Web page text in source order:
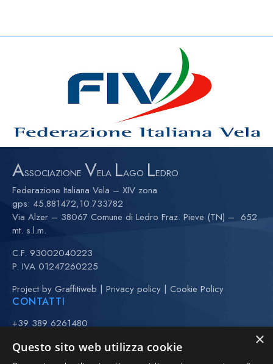
ASSOCIAZIONE VELA LAGO LEDRO
Federazione Italiana Vela – XIV zona
gps: 45.881472,10.733782
Via Alzer – 38067 Comune di Ledro Fraz. Pieve (TN) – 652
mt. s.l.m.
C.F. 93002040223
P. IVA 01247260225
Project by Graffitiweb | Privacy policy | Cookie Policy
CONTATTI
+39 389 6261480
(maggio-settembre)
×
Questo sito web utilizza cookie